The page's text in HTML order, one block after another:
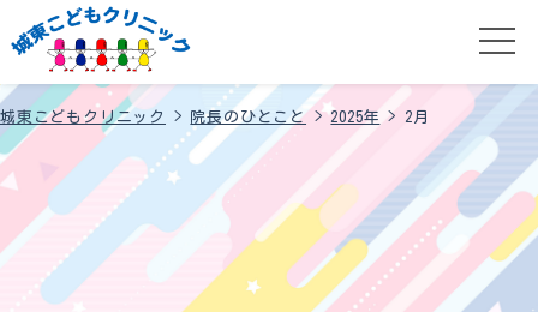
城東こどもクリニック > 院長のひとこと>2025年 > 2月